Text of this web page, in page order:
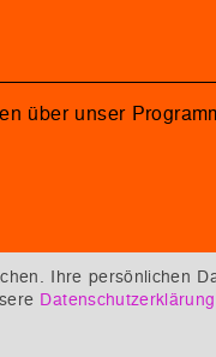
über unser
Ihre persönlichen
Datenschutzerklärung